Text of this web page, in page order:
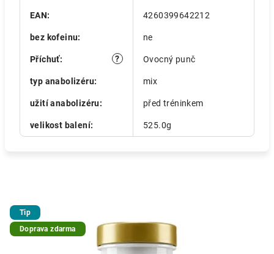
EAN: 4260399642212
bez kofeinu: ne
?
Příchuť: Ovocný punč
typ anabolizéru: mix
užití anabolizéru: před tréninkem
velikost balení: 525.0g
Tip
Doprava zdarma